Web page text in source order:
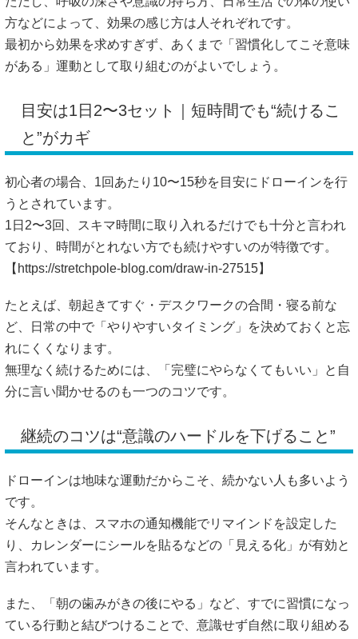
方などによって、効果の感じ方は人それぞれです。
最初から効果を求めすぎず、あくまで「習慣化してこそ意味
がある」運動として取り組むのがよいでしょう。
目安は1日2〜3セット｜短時間でも“続けるこ
と”がカギ
初心者の場合、1回あたり10〜15秒を目安にドローインを行
うとされています。
1日2〜3回、スキマ時間に取り入れるだけでも十分と言われ
ており、時間がとれない方でも続けやすいのが特徴です。
【 https://stretchpole-blog.com/draw-in-27515】
たとえば、朝起きてすぐ・デスクワークの合間・寝る前な
ど、日常の中で「やりやすいタイミング」を決めておくと忘
れにくくなります。
無理なく続けるためには、「完璧にやらなくてもいい」と自
分に言い聞かせるのも一つのコツです。
継続のコツは“意識のハードルを下げること”
ドローインは地味な運動だからこそ、続かない人も多いよう
です。
そんなときは、スマホの通知機能でリマインドを設定した
り、カレンダーにシールを貼るなどの「見える化」が有効と
言われています。
また、「朝の歯みがきの後にやる」など、すでに習慣になっ
ている行動と結びつけることで、意識せず自然に取り組める